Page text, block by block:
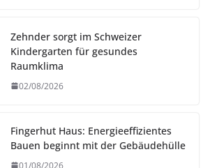
Zehnder sorgt im Schweizer
Kindergarten für gesundes
Raumklima
02/08/2026
Fingerhut Haus: Energieeffizientes
Bauen beginnt mit der Gebäudehülle
01/08/2026